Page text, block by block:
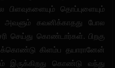
தொப்புளையும்
அவளும் கவனிக்காதது போல
செய்து கொண்டார்கள். பிறகு
கிளம்ப தயாரானேன்
இருக்கிறது கொண்டு வந்து